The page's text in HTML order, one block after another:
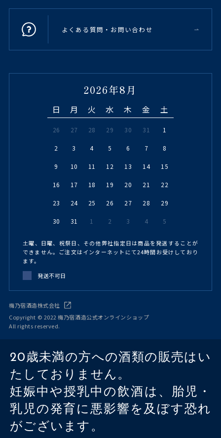
よくある質問・お問い合わせ
2026年8月
日 月 火 水 木 金 土
26 27 28 29 30 31 1
2 3 4 5 6 7 8
9 10 11 12 13 14 15
16 17 18 19 20 21 22
23 24 25 26 27 28 29
30 31 1 2 3 4 5
土曜、日曜、祝祭日、その他弊社指定日は商品を発送することが
できません。ご注文はインターネットにて24時間お受けしており
ます。
発送不可日
梅乃宿酒造株式会社
Copyright © 2022 梅乃宿酒造公式オンラインショップ
All rights reserved.
20歳未満の方への酒類の販売はい
たしておりません。
妊娠中や授乳中の飲酒は、胎児・
乳児の発育に悪影響を及ぼす恐れ
がございます。